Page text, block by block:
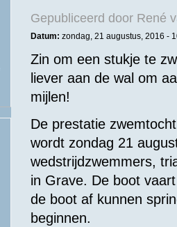
Gepubliceerd door René
Datum: zondag, 21 augustus, 2016 -
Zin om een stukje te
liever aan de wal om
mijlen!
De prestatie
wordt zondag 21
wedstrijdzwemmers,
in Grave. De boot
de boot af kunnen
beginnen.